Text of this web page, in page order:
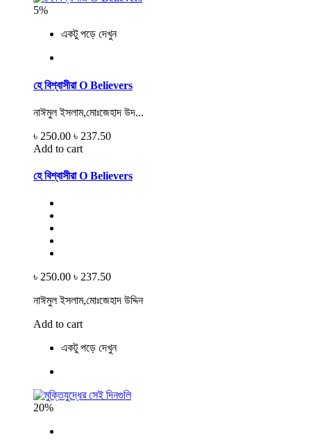
5%
একটু পড়ে দেখুন
হে বিশ্বাসীরা O Believers
নাঈমুল ইসলাম,মোঃজেহাদ উদ...
৳ 250.00 ৳ 237.50
Add to cart
হে বিশ্বাসীরা O Believers
৳ 250.00 ৳ 237.50
নাঈমুল ইসলাম,মোঃজেহাদ উদ্দিন
Add to cart
একটু পড়ে দেখুন
20%